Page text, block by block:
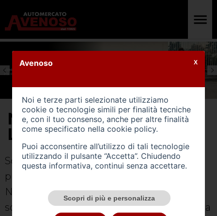
NOLEGGIO AUTO
LUNGO TERMINE
Scegli tra le formule di Noleggio che
preferisci. I nostri esperti dedicati al
Noleggio ti aiuteranno a trovare la
soluzione più adatta a te e al tuo stile di vita
Avenoso
Noi e terze parti selezionate utilizziamo
cookie o tecnologie simili per finalità tecniche
e, con il tuo consenso, anche per altre finalità
come specificato nella cookie policy.
Puoi acconsentire all’utilizzo di tali tecnologie
utilizzando il pulsante “Accetta”. Chiudendo
questa informativa, continui senza accettare.
Scopri di più e personalizza
X